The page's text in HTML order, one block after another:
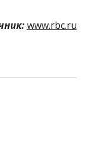
www.rbc.ru